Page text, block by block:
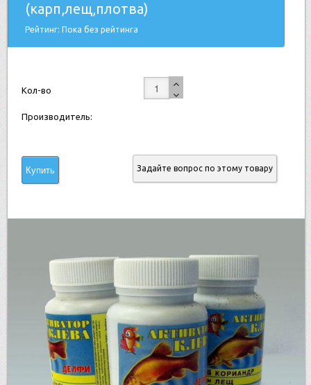
(карп,лещ,плотва)
Рейтинг: Пока без рейтинга
Кол-во
Производитель:
Задайте вопрос по этому товару